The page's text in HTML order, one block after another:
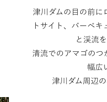
津川ダムの目の前に
トサイト、バーベ
と渓流
清流でのアマゴのつ
幅広
津川ダム周辺